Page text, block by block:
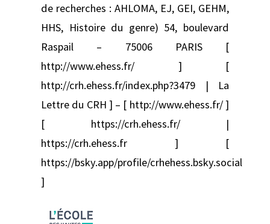
de recherches : AHLOMA, EJ, GEI, GEHM,
HHS, Histoire du genre) 54, boulevard
Raspail – 75006 PARIS [
http://www.ehess.fr/ ] [
http://crh.ehess.fr/index.php?3479 | La
Lettre du CRH ] – [ http://www.ehess.fr/ ]
[ https://crh.ehess.fr/ |
https://crh.ehess.fr ] [
https://bsky.app/profile/crhehess.bsky.social
]